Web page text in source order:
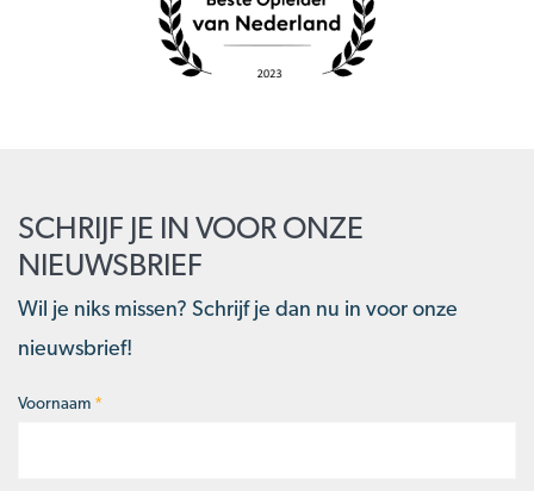
SCHRIJF JE IN VOOR ONZE
NIEUWSBRIEF
Wil je niks missen? Schrijf je dan nu in voor onze
nieuwsbrief!
Naam*
Voornaam *